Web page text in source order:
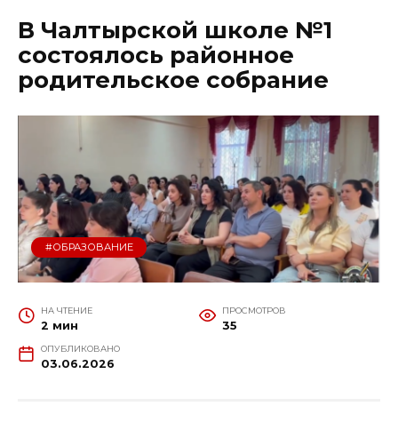
В Чалтырской школе №1
состоялось районное
родительское собрание
#ОБРАЗОВАНИЕ
НА ЧТЕНИЕ
2 мин
ПРОСМОТРОВ
35
ОПУБЛИКОВАНО
03.06.2026